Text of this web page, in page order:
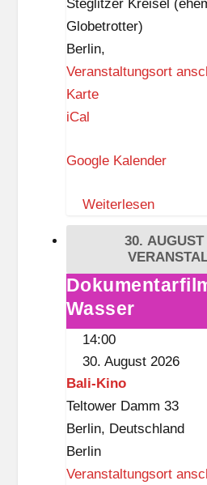
Steglitzer Kreisel
Globetrotter)
Berlin,
Veranstaltungsort
KarteZ
–
e
i
i
t
k
n
a
p
p
iCal
Google Kalender
Weiterlesen
30. AUGUST
Dokumentarfilm:
Salz
und
Wasser
14:00
30. August 2026
Bali-Kino
Teltower Damm 33
Berlin, Deutschland
Berlin
Veranstaltungsort